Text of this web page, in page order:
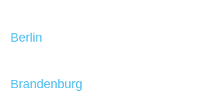
Berlin
Brandenburg